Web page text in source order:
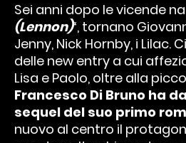
Sei anni dopo le vicende
(Lennon)“, tornano
Jenny, Nick Hornby, i Lilac.
delle new entry a cui
Lisa e Paolo, oltre alla
Francesco Di Bruno ha
sequel del suo primo
nuovo al centro il